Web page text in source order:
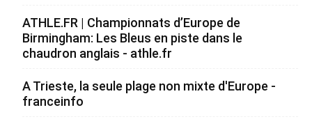
ATHLE.FR | Championnats d’Europe de
Birmingham: Les Bleus en piste dans le
chaudron anglais - athle.fr
A Trieste, la seule plage non mixte d'Europe -
franceinfo